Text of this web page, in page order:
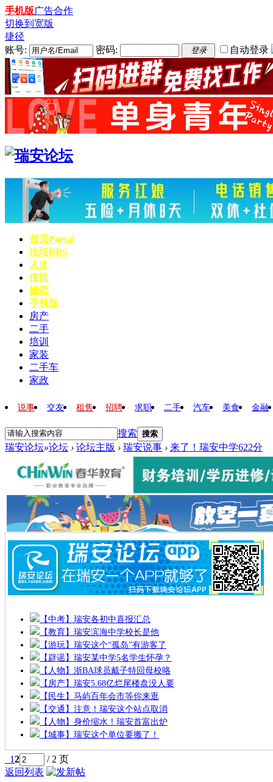
手机版广告合作
切换到宽版
捷径
账号:
密码: 登录 自动登录
首页Portal
论坛BBS
人才
便民
婚恋
手机版
房产
二手
培训
家装
二手车
家政
说事 交友 租售 招聘 求职 二手 汽车 美食 金融
搜索 搜索
瑞安论坛»论坛 › 论坛主版 › 瑞安说事 › 来了！瑞安中学622分
【中考】瑞安各初中喜报汇总
【教育】瑞安滨海中学校长是他
【游玩】瑞安这个“孤岛”有游客了
【辟谣】瑞安某中学5名学生怀孕？
【人物】浙BA球员戴子特回母校咯
【房产】瑞安5.68亿烂尾楼盘没人要
【民生】马屿百年会市等你来逛
【交通】注意！瑞安这个站点取消
【人物】身价缩水！瑞安首富出炉
【城事】瑞安这个单位要搬了！
12
/ 2 页
返回列表